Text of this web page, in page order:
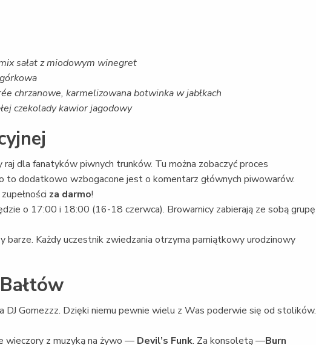
sałat z miodowym winegret
chrzanowe, karmelizowana botwinka w jabłkach
czekolady kawior jagodowy
dla fanatyków piwnych trunków. Tu można zobaczyć proces
dodatkowo wzbogacone jest o komentarz głównych piwowarów.
za darmo!
o 17:00 i 18:00 (16-18 czerwca). Browarnicy zabierają ze sobą grupę
barze. Każdy uczestnik zwiedzania otrzyma pamiątkowy urodzinowy
Gomezzz. Dzięki niemu pewnie wielu z Was poderwie się od stolików.
wieczory z muzyką na żywo — Devil’s Funk. Za konsoletą —Burn